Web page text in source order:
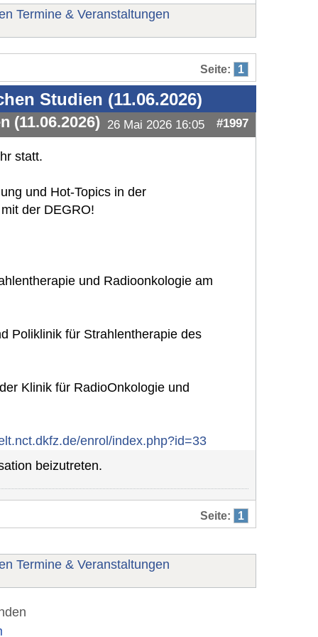
Termine & Veranstaltungen
Seite: 1
Studien (11.06.2026)
(11.06.2026) 26 Mai 2026 16:05 #1997
statt.
und Hot-Topics in der
der DEGRO!
und Radioonkologie am
Poliklinik für Strahlentherapie des
Klinik für RadioOnkologie und
enrol/index.php?id=33
beizutreten.
Seite: 1
Termine & Veranstaltungen